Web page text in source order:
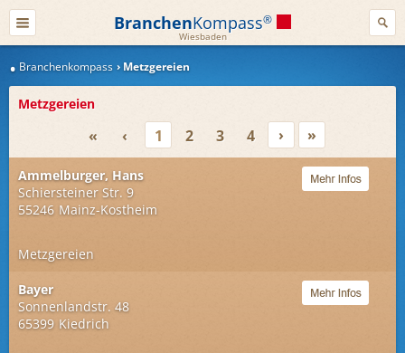
BranchenKompass®
Wiesbaden
Branchenkompass Metzgereien
Metzgereien
« ‹ 1 2 3 4 › »
Ammelburger, Hans
Schiersteiner Str. 9
55246 Mainz-Kostheim
Metzgereien
Bayer
Sonnenlandstr. 48
65399 Kiedrich